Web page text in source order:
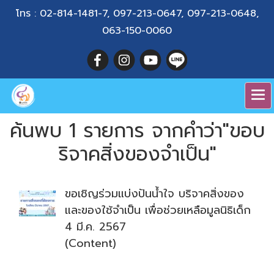
โทร : 02-814-1481-7, 097-213-0647, 097-213-0648,
063-150-0060
ค้นพบ 1 รายการ จากคำว่า"ขอบ
ริจาคสิ่งของจำเป็น"
ขอเชิญร่วมแบ่งปันน้ำใจ บริจาคสิ่งของ
และของใช้จำเป็น เพื่อช่วยเหลือมูลนิธิเด็ก
4 มี.ค. 2567
(Content)